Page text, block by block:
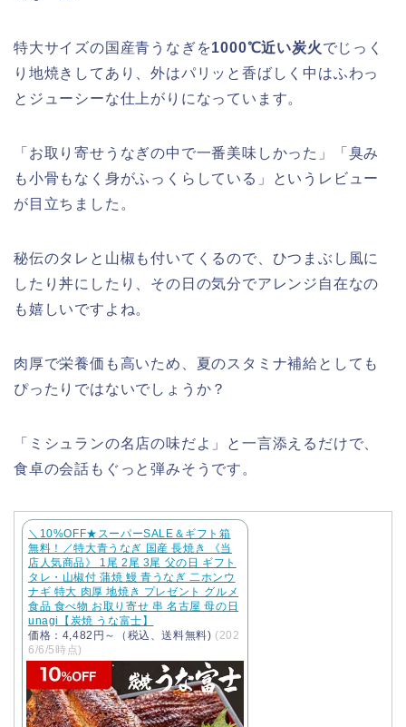
特大サイズの国産青うなぎを1000℃近い炭火でじっく
り地焼きしてあり、外はパリッと香ばしく中はふわっ
とジューシーな仕上がりになっています。
「お取り寄せうなぎの中で一番美味しかった」「臭み
も小骨もなく身がふっくらしている」というレビュー
が目立ちました。
秘伝のタレと山椒も付いてくるので、ひつまぶし風に
したり丼にしたり、その日の気分でアレンジ自在なの
も嬉しいですよね。
肉厚で栄養価も高いため、夏のスタミナ補給としても
ぴったりではないでしょうか？
「ミシュランの名店の味だよ」と一言添えるだけで、
食卓の会話もぐっと弾みそうです。
＼10%OFF★スーパーSALE＆ギフト箱
無料！／特大青うなぎ 国産 長焼き 《当
店人気商品》 1尾 2尾 3尾 父の日 ギフト
タレ・山椒付 蒲焼 鰻 青うなぎ 二ホンウ
ナギ 特大 肉厚 地焼き プレゼント グルメ
食品 食べ物 お取り寄せ 串 名古屋 母の日
unagi【炭焼 うな富士】
価格：4,482円～（税込、送料無料) (202
6/6/5時点)